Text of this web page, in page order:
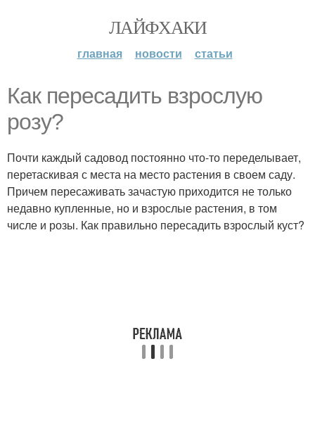
ЛАЙФХАКИ
главная новости статьи
Как пересадить взрослую
розу?
Почти каждый садовод постоянно что-то переделывает,
перетаскивая с места на место растения в своем саду.
Причем пересаживать зачастую приходится не только
недавно купленные, но и взрослые растения, в том
числе и розы. Как правильно пересадить взрослый куст?